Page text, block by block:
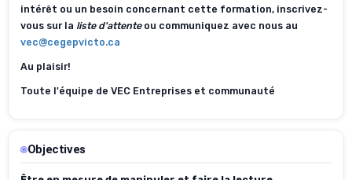
intérêt ou un besoin concernant cette formation, inscrivez-
vous sur la liste d'attenteou communiquez avec nous au
vec@cegepvicto.ca
Au plaisir!
Toute l'équipe de VEC Entreprises et communauté
Objectives